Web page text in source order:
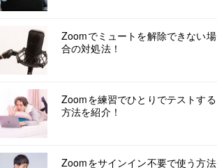
Zoomでミュートを解除できない場
合の対処法！
Zoomを練習でひとりでテストする
方法を紹介！
Zoomをサインイン不要で使う方法